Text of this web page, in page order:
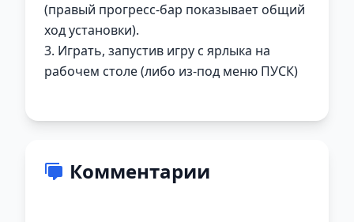
(правый прогресс-бар показывает общий
ход установки).
3. Играть, запустив игру с ярлыка на
рабочем столе (либо из-под меню ПУСК)
Комментарии